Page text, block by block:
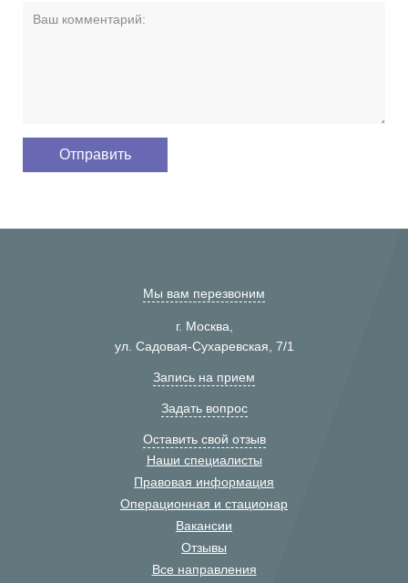
Мы вам перезвоним
г. Москва,
ул. Садовая-Сухаревская, 7/1
Запись на прием
Задать вопрос
Оставить свой отзыв
Наши специалисты
Правовая информация
Операционная и стационар
Вакансии
Отзывы
Все направления